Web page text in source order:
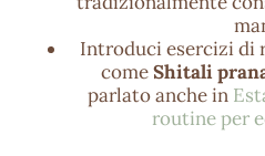
Introduci esercizi di
comeShitali
parlato anche in
routine per